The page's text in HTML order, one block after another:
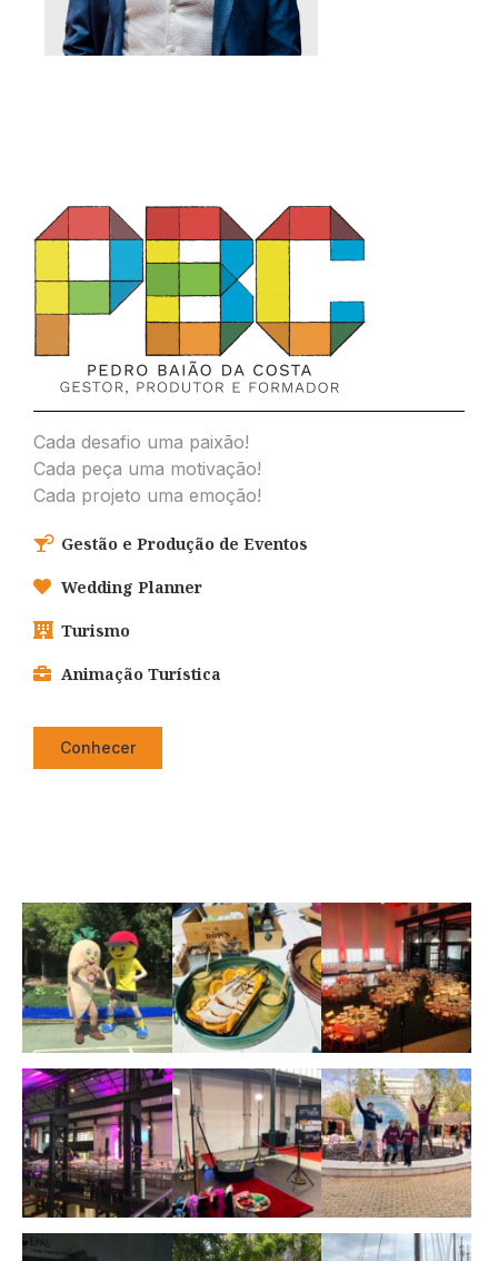
Cada desafio uma paixão!
Cada peça uma motivação!
Cada projeto uma emoção!
Gestão e Produção de Eventos
Wedding Planner
Turismo
Animação Turística
Conhecer